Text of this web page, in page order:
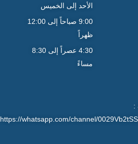
:
https://whatsapp.com/channel/
الأحد إلى الخميس
9:00 صباحاً إلى 12:00
ظهراً
4:30 عصراً إلى 8:30
مساءً